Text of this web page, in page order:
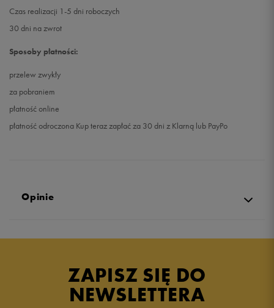
Czas realizacji 1-5 dni roboczych
30 dni na zwrot
Sposoby płatności:
przelew zwykły
za pobraniem
płatność online
płatność odroczona Kup teraz zapłać za 30 dni z Klarną lub PayPo
Opinie
ZAPISZ SIĘ DO
NEWSLETTERA